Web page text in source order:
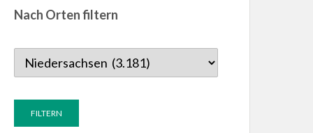
Nach Orten filtern